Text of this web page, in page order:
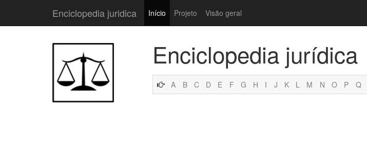
Enciclopedia juridica Início Projeto Visão geral
Enciclopedia jurídica
A B C D E F G H I J K L M N O P Q